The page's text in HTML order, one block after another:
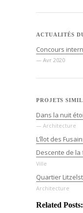
ACTUALITÉS
Concours
— Avr 2020
PROJETS
Dans la nuit
— Architecture
L’îlot des
Descente de la
Ville
Quartier
Architecture
Related Posts: